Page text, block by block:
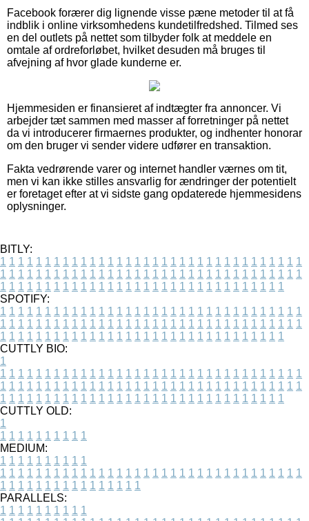
Facebook forærer dig lignende visse pæne metoder til at få
indblik i online virksomhedens kundetilfredshed. Tilmed ses
en del outlets på nettet som tilbyder folk at meddele en
omtale af ordreforløbet, hvilket desuden må bruges til
afvejning af hvor glade kunderne er.
Hjemmesiden er finansieret af indtægter fra annoncer. Vi
arbejder tæt sammen med masser af forretninger på nettet
da vi introducerer firmaernes produkter, og indhenter honorar
om den bruger vi sender videre udfører en transaktion.
Fakta vedrørende varer og internet handler værnes om tit,
men vi kan ikke stilles ansvarlig for ændringer der potentielt
er foretaget efter at vi sidste gang opdaterede hjemmesidens
oplysninger.
BITLY:
1 1 1 1 1 1 1 1 1 1 1 1 1 1 1 1 1 1 1 1 1 1 1 1 1 1 1 1 1 1 1 1 1 1
1 1 1 1 1 1 1 1 1 1 1 1 1 1 1 1 1 1 1 1 1 1 1 1 1 1 1 1 1 1 1 1 1 1
1 1 1 1 1 1 1 1 1 1 1 1 1 1 1 1 1 1 1 1 1 1 1 1 1 1 1 1 1 1 1 1
SPOTIFY:
1 1 1 1 1 1 1 1 1 1 1 1 1 1 1 1 1 1 1 1 1 1 1 1 1 1 1 1 1 1 1 1 1 1
1 1 1 1 1 1 1 1 1 1 1 1 1 1 1 1 1 1 1 1 1 1 1 1 1 1 1 1 1 1 1 1 1 1
1 1 1 1 1 1 1 1 1 1 1 1 1 1 1 1 1 1 1 1 1 1 1 1 1 1 1 1 1 1 1 1
CUTTLY BIO:
1
1 1 1 1 1 1 1 1 1 1 1 1 1 1 1 1 1 1 1 1 1 1 1 1 1 1 1 1 1 1 1 1 1 1
1 1 1 1 1 1 1 1 1 1 1 1 1 1 1 1 1 1 1 1 1 1 1 1 1 1 1 1 1 1 1 1 1 1
1 1 1 1 1 1 1 1 1 1 1 1 1 1 1 1 1 1 1 1 1 1 1 1 1 1 1 1 1 1 1 1
CUTTLY OLD:
1
1 1 1 1 1 1 1 1 1 1
MEDIUM:
1 1 1 1 1 1 1 1 1 1
1 1 1 1 1 1 1 1 1 1 1 1 1 1 1 1 1 1 1 1 1 1 1 1 1 1 1 1 1 1 1 1 1 1
1 1 1 1 1 1 1 1 1 1 1 1 1 1 1 1
PARALLELS:
1 1 1 1 1 1 1 1 1 1